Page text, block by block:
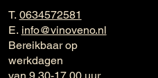
T. 0634572581
E. info@vinoveno.nl
Bereikbaar op
werkdagen